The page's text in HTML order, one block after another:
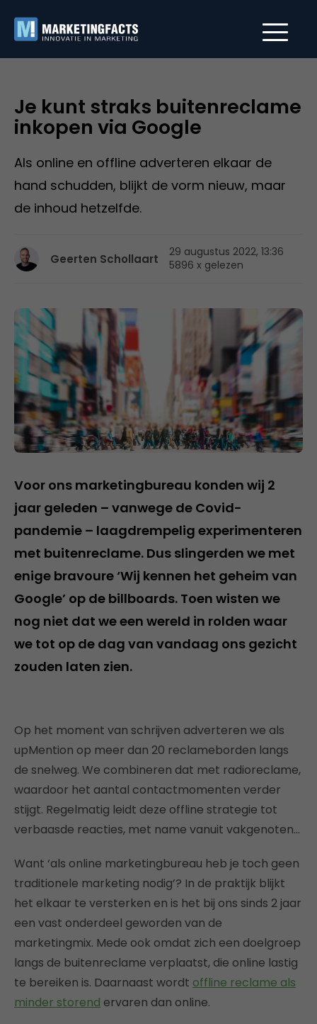
Je kunt straks buitenreclame
inkopen via Google
Als online en offline adverteren elkaar de
hand schudden, blijkt de vorm nieuw, maar
de inhoud hetzelfde.
Geerten Schollaart
29 augustus 2022, 13:36
5896 x gelezen
Voor ons marketingbureau konden wij 2
jaar geleden – vanwege de Covid-
pandemie – laagdrempelig experimenteren
met buitenreclame. Dus slingerden we met
enige bravoure ‘Wij kennen het geheim van
Google’ op de billboards. Toen wisten we
nog niet dat we een wereld in rolden waar
we tot op de dag van vandaag ons gezicht
zouden laten zien.
Op het moment van schrijven adverteren we als
upMention op meer dan 20 reclameborden langs
de snelweg. We combineren dat met radioreclame,
waardoor het aantal contactmomenten verder
stijgt. Regelmatig leidt deze offline strategie tot
verbaasde reacties, met name vanuit vakgenoten…
Want ‘als online marketingbureau heb je toch geen
traditionele marketing nodig’? In de praktijk blijkt
het elkaar te versterken en is het bij ons sinds 2 jaar
een vast onderdeel geworden van de
marketingmix. Mede ook omdat zich een doelgroep
langs de buitenreclame verplaatst, die online lastig
te bereiken is. Daarnaast wordt offline reclame als
minder storend ervaren dan online.